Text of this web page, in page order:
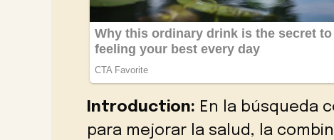
Introduction: En la búsqueda
para mejorar la salud, la